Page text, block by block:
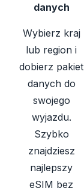
danych
Wybierz kraj
lub region i
dobierz pakiet
danych do
swojego
wyjazdu.
Szybko
znajdziesz
najlepszy
eSIM bez